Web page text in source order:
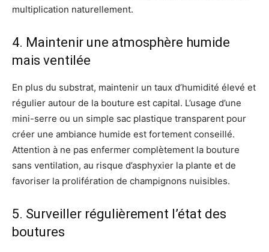
multiplication naturellement.
4. Maintenir une atmosphère humide
mais ventilée
En plus du substrat, maintenir un taux d’humidité élevé et
régulier autour de la bouture est capital. L’usage d’une
mini-serre ou un simple sac plastique transparent pour
créer une ambiance humide est fortement conseillé.
Attention à ne pas enfermer complètement la bouture
sans ventilation, au risque d’asphyxier la plante et de
favoriser la prolifération de champignons nuisibles.
5. Surveiller régulièrement l’état des
boutures